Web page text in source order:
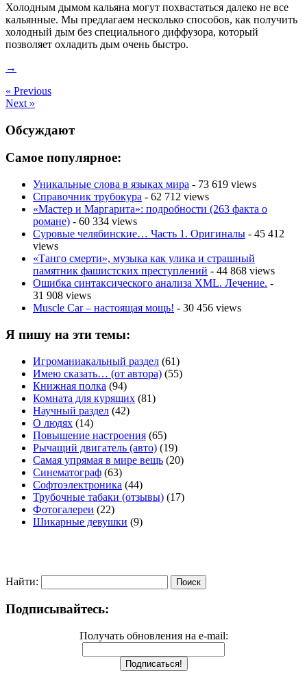
Холодным дымом кальяна могут похвастаться далеко не все
кальянные. Мы предлагаем несколько способов, как получить
холодный дым без специального диффузора, который
позволяет охладить дым очень быстро.
→
« Previous
Next »
Обсуждают
Самое популярное:
Уникальные слова в языках мира - 73 619 views
Справочник трубокура - 62 712 views
«Мастер и Маргарита»: подробности (263 факта о
романе) - 60 334 views
Суровые челябинские… Часть 1. Оригиналы - 45 412
views
«Танго смерти», музыка как улика и страшный
памятник фашистских преступлений - 44 868 views
Ошибка синтаксического анализа XML. Лечение. -
31 908 views
Muscle Car – настоящая мощь! - 30 456 views
Я пишу на эти темы:
Игроманиакальный раздел (61)
Имею сказать… (от автора) (55)
Книжная полка (94)
Комната для курящих (81)
Научный раздел (42)
О людях (14)
Повышение настроения (65)
Рычащий двигатель (авто) (19)
Самая упрямая в мире вещь (20)
Синематограф (63)
Софтоэлектроника (44)
Трубочные табаки (отзывы) (17)
Фотогалереи (22)
Шикарные девушки (9)
Найти:
Подписывайтесь:
Получать обновления на e-mail: